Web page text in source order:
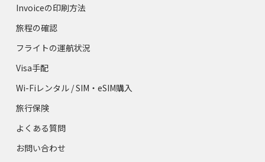
Invoiceの印刷方法
旅程の確認
フライトの運航状況
Visa手配
Wi-Fiレンタル / SIM・eSIM購入
旅行保険
よくある質問
お問い合わせ